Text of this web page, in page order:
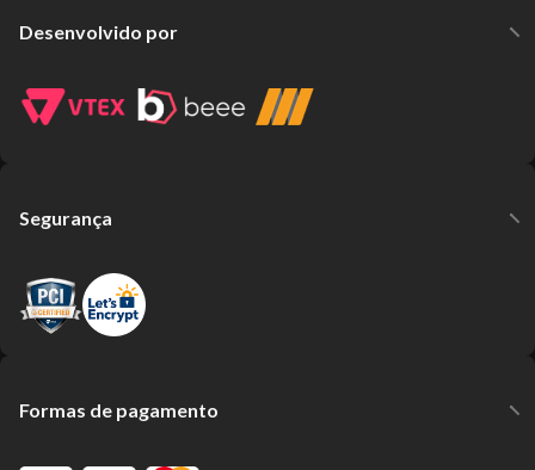
Desenvolvido por
Segurança
Formas de pagamento